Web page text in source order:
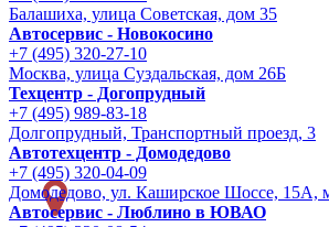
Балашиха, улица Советская, дом 35
Автосервис - Новокосино
+7 (495) 320-27-10
Москва, улица Суздальская, дом 26Б
Техцентр - Догопрудный
+7 (495) 989-83-18
Долгопрудный, Транспортный проезд, 3
Автотехцентр - Домодедово
+7 (495) 320-04-09
Домодедово, ул. Каширское Шоссе, 15А,
Автосервис - Люблино в ЮВАО